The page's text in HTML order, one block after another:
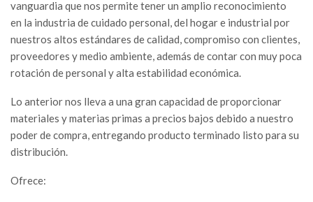
vanguardia que nos permite tener un amplio reconocimiento
en la industria de cuidado personal, del hogar e industrial por
nuestros altos estándares de calidad, compromiso con clientes,
proveedores y medio ambiente, además de contar con muy poca
rotación de personal y alta estabilidad económica.
Lo anterior nos lleva a una gran capacidad de proporcionar
materiales y materias primas a precios bajos debido a nuestro
poder de compra, entregando producto terminado listo para su
distribución.
Ofrece: